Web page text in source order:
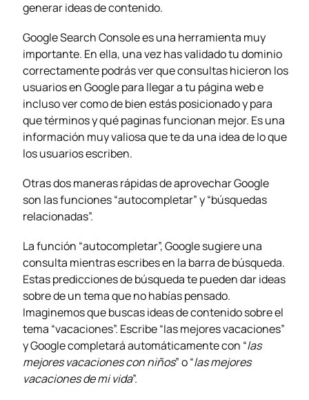
generar ideas de contenido.
Google Search Console es una herramienta muy
importante. En ella, una vez has validado tu dominio
correctamente podrás ver que consultas hicieron los
usuarios en Google para llegar a tu página web e
incluso ver como de bien estás posicionado y para
que términos y qué paginas funcionan mejor. Es una
información muy valiosa que te da una idea de lo que
los usuarios escriben.
Otras dos maneras rápidas de aprovechar Google
son las funciones “autocompletar” y “búsquedas
relacionadas”.
La función “autocompletar”, Google sugiere una
consulta mientras escribes en la barra de búsqueda.
Estas predicciones de búsqueda te pueden dar ideas
sobre de un tema que no habías pensado.
Imaginemos que buscas ideas de contenido sobre el
tema “vacaciones”. Escribe “las mejores vacaciones”
y Google completará automáticamente con “las
mejores vacaciones con niños” o “las mejores
vacaciones de mi vida”.